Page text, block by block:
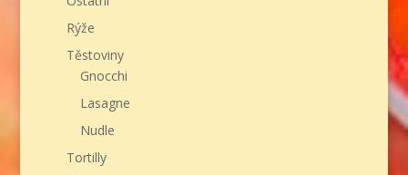
Rýže
Těstoviny
Gnocchi
Lasagne
Nudle
Tortilly